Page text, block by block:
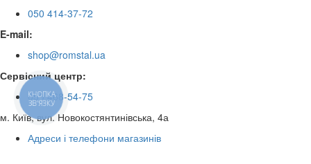
050 414-37-72
E-mail:
shop@romstal.ua
Сервісний центр:
050 468-54-75
м. Київ, вул. Новокостянтинівська, 4а
Адреси і телефони магазинів
КНОПКА
ЗВ'ЯЗКУ